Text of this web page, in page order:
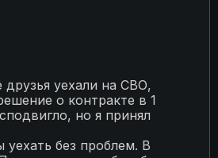
уехали на СВО,
о контракте в 1
но я принял
уехать без проблем. В